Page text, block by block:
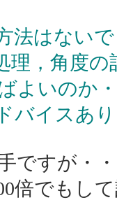
法はない
理，角度
よいのか
バイスあ
すが・
でもして